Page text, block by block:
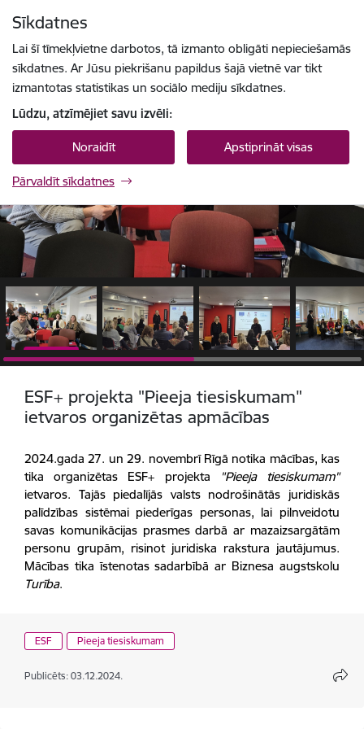
Sīkdatnes
Lai šī tīmekļvietne darbotos, tā izmanto obligāti nepieciešamās
sīkdatnes. Ar Jūsu piekrišanu papildus šajā vietnē var tikt
izmantotas statistikas un sociālo mediju sīkdatnes.
Lūdzu, atzīmējiet savu izvēli:
Noraidīt Apstiprināt visas
Pārvaldīt sīkdatnes
1 / 7
ESF+ projekta "Pieeja tiesiskumam"
ietvaros organizētas apmācības
2024.gada 27. un 29. novembrī Rīgā notika mācības, kas
tika organizētas ESF+ projekta
"Pieeja tiesiskumam"
ietvaros. Tajās piedalījās valsts nodrošinātās juridiskās
palīdzības sistēmai piederīgas personas, lai pilnveidotu
savas komunikācijas prasmes darbā ar mazaizsargātām
personu grupām, risinot juridiska rakstura jautājumus.
Mācības tika īstenotas sadarbībā ar Biznesa augstskolu
Turība.
ESF Pieeja tiesiskumam
Publicēts: 03.12.2024.